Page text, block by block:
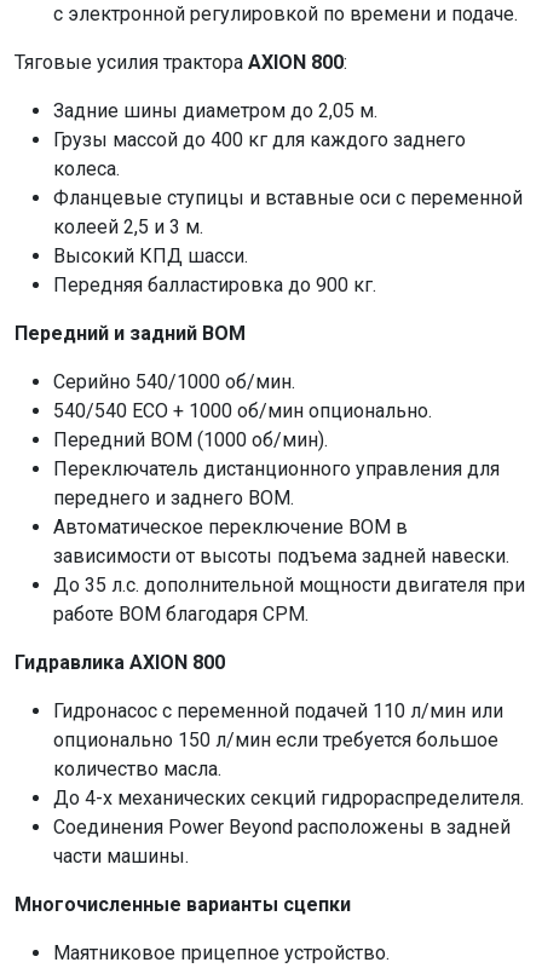
с электронной регулировкой по времени и подаче.
Тяговые усилия трактора AXION 800:
Задние шины диаметром до 2,05 м.
Грузы массой до 400 кг для каждого заднего
колеса.
Фланцевые ступицы и вставные оси с переменной
колеей 2,5 и 3 м.
Высокий КПД шасси.
Передняя балластировка до 900 кг.
Передний и задний ВОМ
Серийно 540/1000 об/мин.
540/540 ECO + 1000 об/мин опционально.
Передний ВОМ (1000 об/мин).
Переключатель дистанционного управления для
переднего и заднего ВОМ.
Автоматическое переключение ВОМ в
зависимости от высоты подъема задней навески.
До 35 л.с. дополнительной мощности двигателя при
работе ВОМ благодаря CPM.
Гидравлика AXION 800
Гидронасос с переменной подачей 110 л/мин или
опционально 150 л/мин если требуется большое
количество масла.
До 4-х механических секций гидрораспределителя.
Соединения Power Beyond расположены в задней
части машины.
Многочисленные варианты сцепки
Маятниковое прицепное устройство.